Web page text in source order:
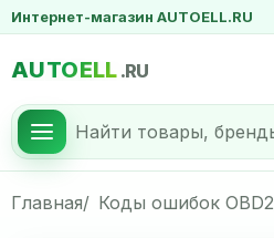
Интернет-магазин AUTOELL.RU
AUTOELL .RU
Главная Коды ошибок OBD2